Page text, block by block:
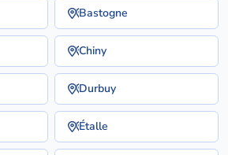
Bastogne
Chiny
Durbuy
Étalle